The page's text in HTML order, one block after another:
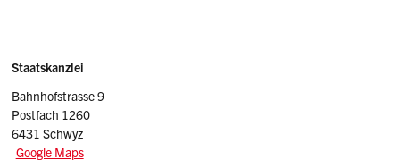
Sidebar
Adresse
Staatskanzlei
Bahnhofstrasse 9
Postfach 1260
6431 Schwyz
Google Maps